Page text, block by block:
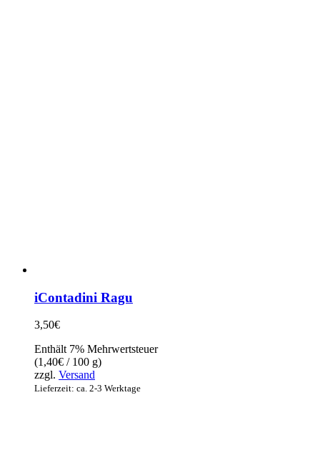
iContadini Ragu
3,50€
Enthält 7% Mehrwertsteuer
(1,40€ / 100 g)
zzgl. Versand
Lieferzeit: ca. 2-3 Werktage